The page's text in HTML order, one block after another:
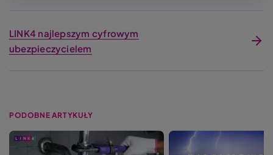
LINK4 najlepszym cyfrowym
ubezpieczycielem
PODOBNE ARTYKUŁY